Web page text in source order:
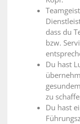
dass du
bzw.
Du hast
zu
Du hast